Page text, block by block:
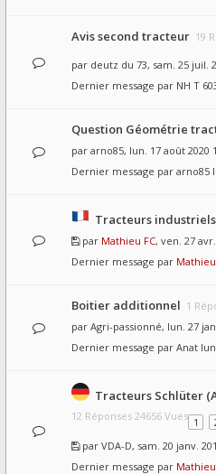
Avis second tracteur 19
par deutz du 73, sam. 25 juil.
Dernier message par NH T
Question Géométrie
par arno85, lun. 17 août 2020
Dernier message par arno85
Tracteurs industriels
par Mathieu FC, ven. 27
Dernier message par
Boitier additionnel 1
par Agri-passionné, lun. 27
Dernier message par Anat
Tracteurs Schlüter
12 Réponses 24656 Vues 1
par VDA-D, sam. 20 janv.
Dernier message par